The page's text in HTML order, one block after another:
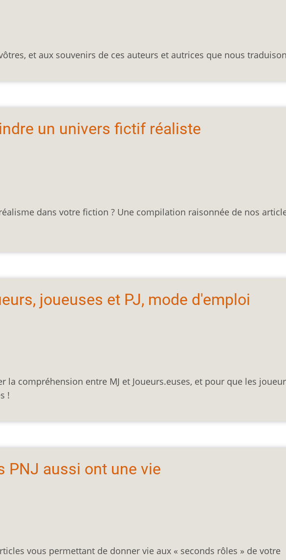
et aux souvenirs de ces auteurs et autrices que nous
un univers fictif réaliste
dans votre fiction ? Une compilation raisonnée de nos
joueuses et PJ, mode d'emploi
la compréhension entre MJ et Joueurs.euses, et pour que les
!
PNJ aussi ont une vie
vous permettant de donner vie aux « seconds rôles » de votre